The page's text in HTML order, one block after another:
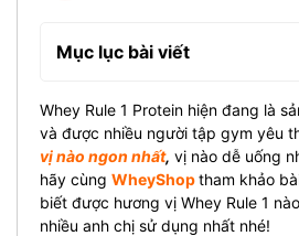
Mục lục bài viết
Whey Rule 1 Protein hiện đang là
và được nhiều người tập gym yêu
vị nào ngon nhất, vị nào dễ uống
hãy cùng WheyShoptham khảo
biết được hương vị Whey Rule 1
nhiều anh chị sử dụng nhất nhé!